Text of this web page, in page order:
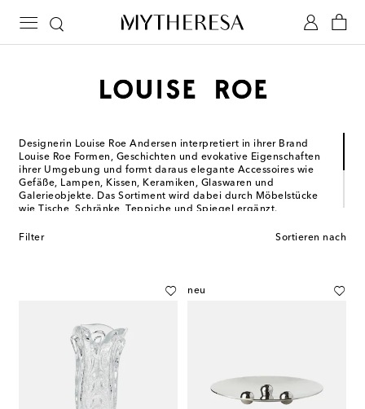
Designerin Louise Roe Andersen interpretiert in ihrer Brand
Louise Roe Formen, Geschichten und evokative Eigenschaften
ihrer Umgebung und formt daraus elegante Accessoires wie
Gefäße, Lampen, Kissen, Keramiken, Glaswaren und
Galerieobjekte. Das Sortiment wird dabei durch Möbelstücke
wie Tische, Schränke, Teppiche und Spiegel ergänzt.
Das Design-Unternehmen, welches 2010 in Kopenhagen
Filter Sortieren nach
neu